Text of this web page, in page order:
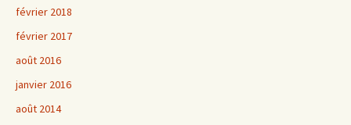
février 2018
février 2017
août 2016
janvier 2016
août 2014